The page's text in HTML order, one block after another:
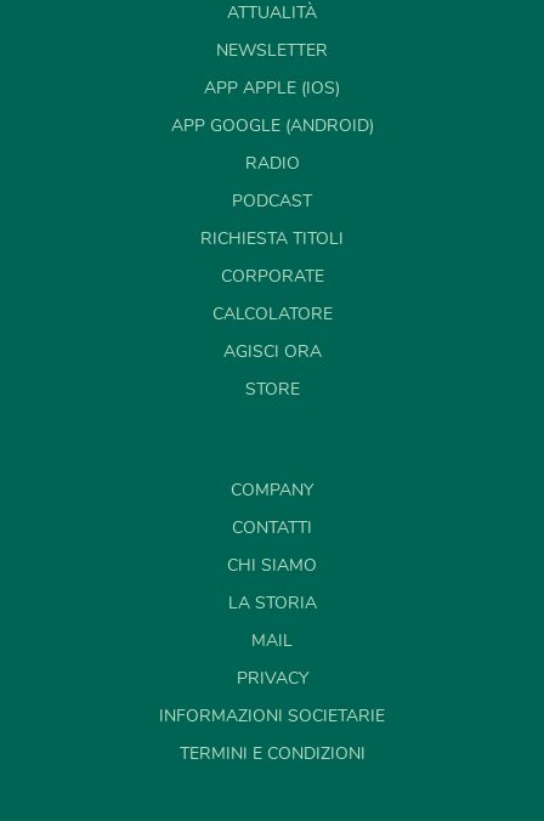
ATTUALITÀ
NEWSLETTER
APP APPLE (IOS)
APP GOOGLE (ANDROID)
RADIO
PODCAST
RICHIESTA TITOLI
CORPORATE
CALCOLATORE
AGISCI ORA
STORE
COMPANY
CONTATTI
CHI SIAMO
LA STORIA
MAIL
PRIVACY
INFORMAZIONI SOCIETARIE
TERMINI E CONDIZIONI